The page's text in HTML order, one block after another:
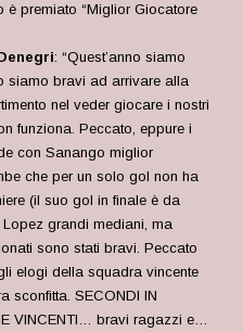
premiato “Miglior Giocatore
: “Quest’anno siamo
siamo bravi ad arrivare alla
nel veder giocare i nostri
funziona. Peccato, eppure i
con Sanango miglior
che per un solo gol non ha
(il suo gol in finale è da
grandi mediani, ma
sono stati bravi. Peccato
elogi della squadra vincente
sconfitta. SECONDI IN
E VINCENTI… bravi ragazzi e…